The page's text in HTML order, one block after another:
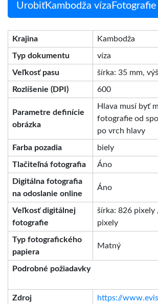
UrobiťKambodža
Krajina Kambodža
Typ dokumentu víza
Veľkosť pasu šírka: 35 mm,
Rozlíšenie (DPI) 600
Parametre definície
obrázka
Hlava musí byť
fotografie od
po vrch hlavy
Farba pozadia biely
Tlačiteľná fotografia Áno
Digitálna fotografia
na odoslanie online
Áno
Veľkosť digitálnej
fotografie
šírka: 826 pixely
pixely
Typ fotografického
papiera
Matný
Podrobné požiadavky
Zdroj https://